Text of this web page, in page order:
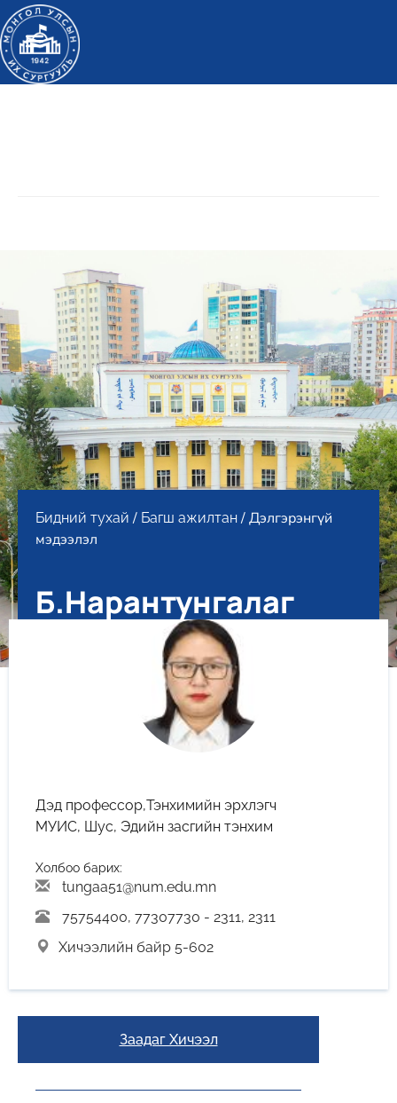
Бидний тухай / Багш ажилтан/ Дэлгэрэнгүй
мэдээлэл
Б.Нарантунгалаг
Дэд профессор,Тэнхимийн эрхлэгч
МУИС, Шус, Эдийн засгийн тэнхим
Холбоо барих:
tungaa51@num.edu.mn
75754400, 77307730 - 2311, 2311
Хичээлийн байр 5-602
Заадаг Хичээл